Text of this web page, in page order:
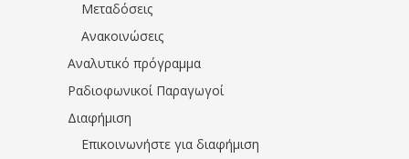
Μεταδόσεις
Ανακοινώσεις
Αναλυτικό πρόγραμμα
Ραδιοφωνικοί Παραγωγοί
Διαφήμιση
Επικοινωνήστε για διαφήμιση